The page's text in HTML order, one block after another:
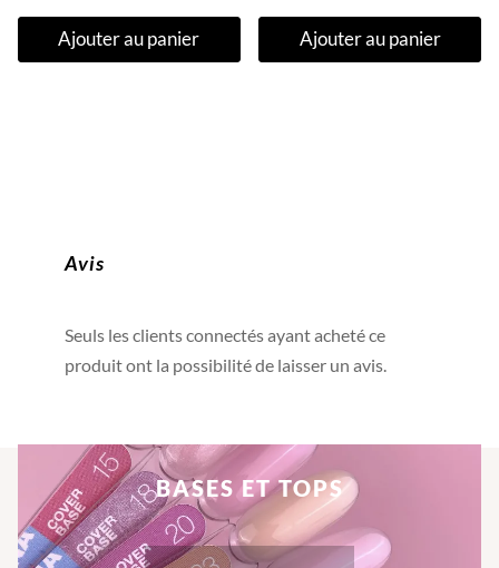
initial
était :
actuel
est :
Ajouter au panier
initial
était :
actuel
est :
Ajouter au panier
Avis
Seuls les clients connectés ayant acheté ce
produit ont la possibilité de laisser un avis.
BASES ET TOPS